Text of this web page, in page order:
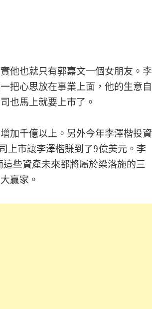
他也就只有郭嘉文一個女朋友。李
把心思放在事業上面，他的生意自
也馬上就要上市了。
加千億以上。另外今年李澤楷投資
上市讓李澤楷賺到了9億美元。李
些資產未來都將屬於梁洛施的三
贏家。